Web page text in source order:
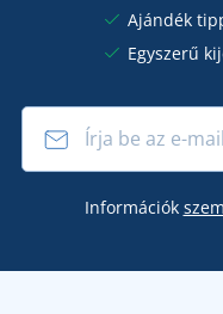
Ajándék
Egyszerű
Információk